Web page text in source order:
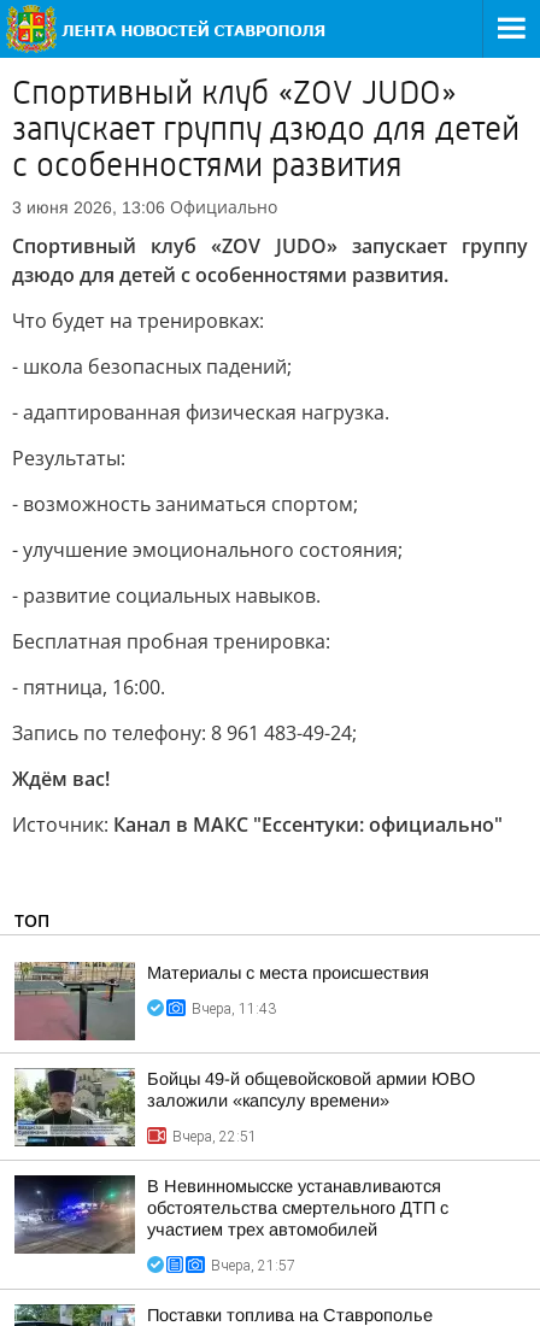
Спортивный клуб «ZOV JUDO»
запускает группу дзюдо для детей
с особенностями развития
3 июня 2026, 13:06 Официально
Спортивный клуб «ZOV JUDO» запускает группу
дзюдо для детей с особенностями развития.
Что будет на тренировках:
- школа безопасных падений;
- адаптированная физическая нагрузка.
Результаты:
- возможность заниматься спортом;
- улучшение эмоционального состояния;
- развитие социальных навыков.
Бесплатная пробная тренировка:
- пятница, 16:00.
Запись по телефону: 8 961 483-49-24;
Ждём вас!
Источник: Канал в МАКС "Ессентуки: официально"
ТОП
Материалы с места происшествия
Вчера, 11:43
Бойцы 49-й общевойсковой армии ЮВО
заложили «капсулу времени»
Вчера, 22:51
В Невинномысске устанавливаются
обстоятельства смертельного ДТП с
участием трех автомобилей
Вчера, 21:57
Поставки топлива на Ставрополье